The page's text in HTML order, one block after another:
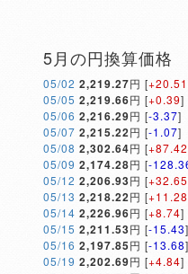
5月の円換算価格
05/02 2,219.27円 [+20.51
05/05 2,219.66円 [+0.39]
05/06 2,216.29円 [-3.37]
05/07 2,215.22円 [-1.07]
05/08 2,302.64円 [+87.42
05/09 2,174.28円 [-
05/12 2,206.93円 [+32.65
05/13 2,218.22円 [+11.28
05/14 2,226.96円 [+8.74]
05/15 2,211.53円 [-15.43]
05/16 2,197.85円 [-13.68]
05/19 2,202.69円 [+4.84]